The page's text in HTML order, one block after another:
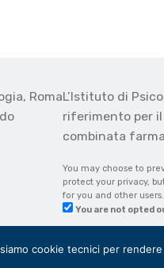
RomaL’Istituto di
riferimento per il
combinata
You may choose to
protect your privacy,
for you and other users.
You are not opted
cookie tecnici per